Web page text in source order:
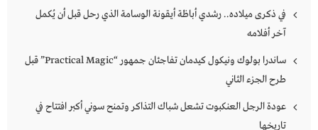
في ذكرى ميلاده.. رشدي أباظة أيقونة الوسامة الذي رحل قبل أن يُكمل
آخر أفلامه
ساندرا بولوك ونيكول كيدمان تفاجئان جمهور “Practical Magic” قبل
طرح الجزء الثاني
عودة الرجل العنكبوت تشعل شباك التذاكر وتمنح سوني أكبر افتتاح في
تاريخها